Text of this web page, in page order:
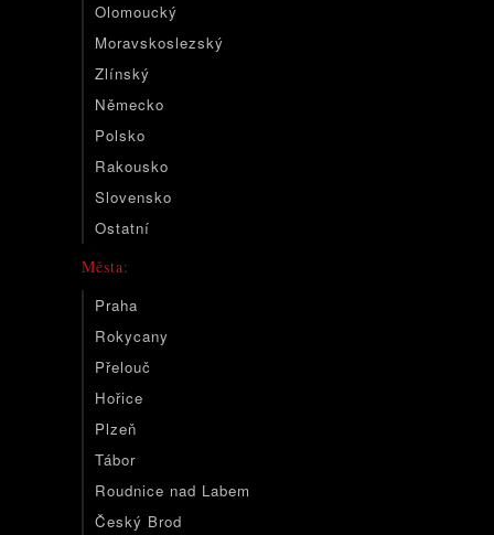
Olomoucký
Moravskoslezský
Zlínský
Německo
Polsko
Rakousko
Slovensko
Ostatní
Města:
Praha
Rokycany
Přelouč
Hořice
Plzeň
Tábor
Roudnice nad Labem
Český Brod